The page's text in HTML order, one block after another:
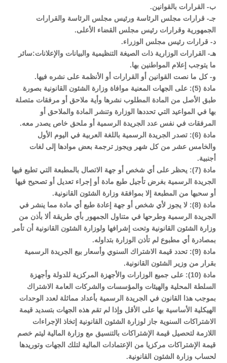
ب- القرارات بالقوانين.
جـ- قرارات مجلس الرئاسة ورئيس مجلس الرئاسة والقرارات
الجمهورية وقرارات رئيس مجلس القضاء الأعلى.
د- قرارات رئيس مجلس الوزراء.
هـ- القرارات الوزارية ذات الصيغة التنظيمية والبيانات والإعلانات:سائر
ما يتوجب إعلام المواطنين بها.
و- كل ما نصت القوانين أو القرارات أو الأنظمة على نشره فيها.
مادة (5): على الجهات المعنية موافاة وزارة الشئون القانونية بصورة
طبق الأصل من المادة المطلوب نشرها وأية ملاحق أو مرفقات متصلة
بها في المواعيد التي تحددها الوزارة وتنشر المادة والملاحق أو
المرفقات في نفس عدد الجريدة الرسمية أو ملحق خاص يصدر معه.
مادة (6): تصدر الجريدة الرسمية باللغة العربية في اليوم الأول
والخامس عشر من كل شهر ويجوز ترجمة بعض موادها إلى لغات
أجنبية.
مادة (7): يحظر على أي شخص أو جهة الاتصال بالمطبعة التي تطبع فيها
الجريدة الرسمية بغرض تأجيل طبع مادة أو إجراء تعديل أو تصحيح فيها
أو سحبها من المطبعة إلا بموافقة وزارة الشئون القانونية.
مادة (8): لا يجوز لأي شخص أو جهة إعادة طبع أي مادة مما ينشر في
الجريدة الرسمية وطرحها في متناول الجمهور بأي طريقة ألا بأذن من
وزارة الشئون القانونية وتحت إشرافها ولوزارة الشئون القانونية أن تأمر
بمصادرة أي مطبوع لم تأذن الوزارة بتداوله.
مادة (9): تحدد قيمة الاشتراك السنوي وأسعار بيع الجريدة الرسمية
بقرار من وزير الشئون القانونية.
مادة (10): على جميع الوزارات والأجهزة المركزية للدولة وأجهزة
السلطة المحلية والهيئات والمؤسسات والشركات العامة الاشتراك
بموجب هذا القانون في الجريدة الرسمية بأعداد مماثلة لعدد الوحدات
الهيكلية الأساسية بها على الأقل وإذا لم تقم هذه الجهات بتسديد قيمة
الاشتراكات السنوية جاز لوزارة الشئون القانونية إتخاذ الإجراءات
اللازمة لتحصيل قيمة الإشتراكات بالتنسيق مع وزارة المالية ليتم خصم
قيمة الإشتراكات مركزيا من الإعتمادات المالية لتلك الجهات وتوريدها
لحساب وزارة الشئون القانونية.